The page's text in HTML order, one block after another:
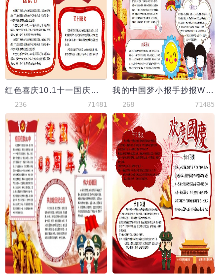
红色喜庆10.1十一国庆节节日小报手抄报
236 71481
我的中国梦小报手抄报Word模板
268 71485